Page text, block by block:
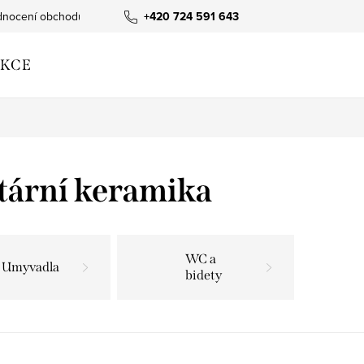
+420 724 591 643
obchodu
keramika
Umyvadla
WC a
bidety